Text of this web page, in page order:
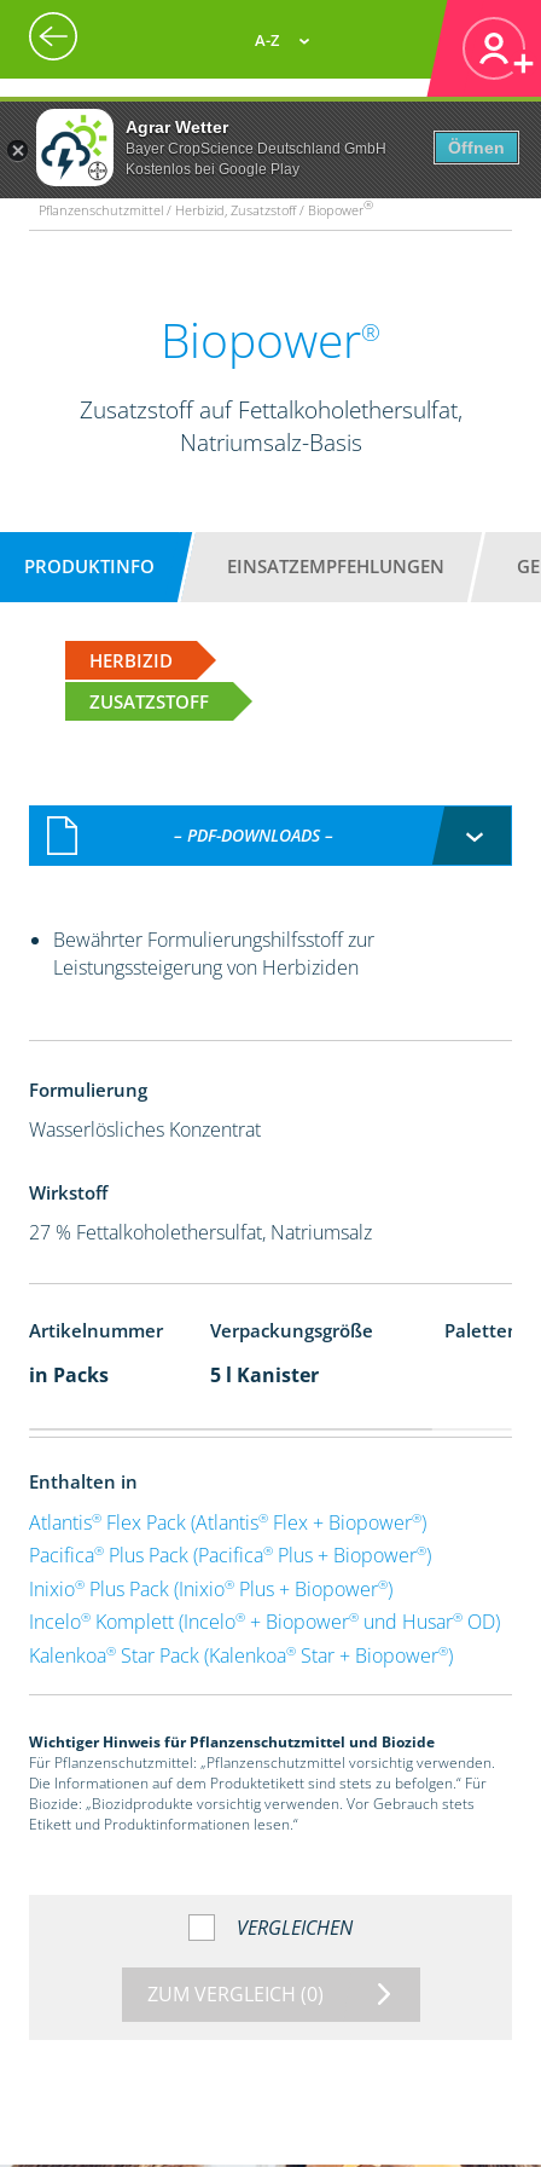
Agrar Wetter
Bayer CropScience Deutschland GmbH
Kostenlos bei Google Play
Öffnen
A-Z
Pflanzenschutzmittel / Herbizid, Zusatzstoff / Biopower®
Biopower®
Zusatzstoff auf Fettalkoholethersulfat,
Natriumsalz-Basis
PRODUKTINFO EINSATZEMPFEHLUNGEN
HERBIZID
ZUSATZSTOFF
– PDF-DOWNLOADS –
Bewährter Formulierungshilfsstoff zur
Leistungssteigerung von Herbiziden
Formulierung
Wasserlösliches Konzentrat
Wirkstoff
27 % Fettalkoholethersulfat, Natriumsalz
Artikelnummer Verpackungsgröße
in Packs 5 l Kanister
Enthalten in
Atlantis®Flex Pack (Atlantis®Flex + Biopower®)
Pacifica®Plus Pack (Pacifica®Plus + Biopower®)
Inixio®Plus Pack (Inixio®Plus + Biopower®)
Incelo®Komplett (Incelo®+ Biopower®und Husar®OD)
Kalenkoa®Star Pack (Kalenkoa®Star + Biopower®)
Wichtiger Hinweis für Pflanzenschutzmittel und Biozide
Für Pflanzenschutzmittel: „Pflanzenschutzmittel vorsichtig verwenden.
Die Informationen auf dem Produktetikett sind stets zu befolgen.“ Für
Biozide: „Biozidprodukte vorsichtig verwenden. Vor Gebrauch stets
Etikett und Produktinformationen lesen.“
VERGLEICHEN
ZUM VERGLEICH (0)